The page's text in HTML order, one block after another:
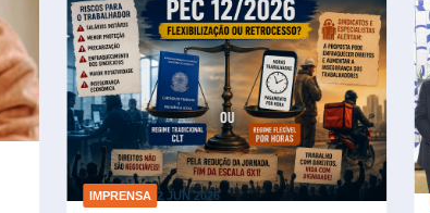
IMPRENSA 2 JUN 2026